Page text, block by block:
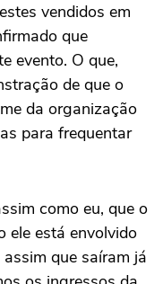
vendidos em
que
evento. O que,
de que o
da organização
para frequentar
como eu, que o
ele está envolvido
que saíram já